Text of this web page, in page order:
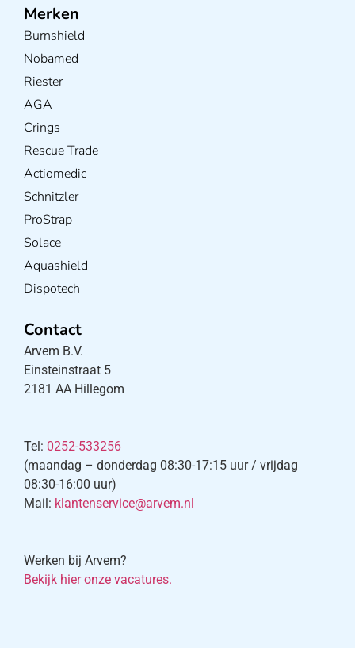
Merken
Burnshield
Nobamed
Riester
AGA
Crings
Rescue Trade
Actiomedic
Schnitzler
ProStrap
Solace
Aquashield
Dispotech
Contact
Arvem B.V.
Einsteinstraat 5
2181 AA Hillegom
Tel: 0252-533256
(maandag – donderdag 08:30-17:15 uur / vrijdag
08:30-16:00 uur)
Mail: klantenservice@arvem.nl
Werken bij Arvem?
Bekijk hier onze vacatures.